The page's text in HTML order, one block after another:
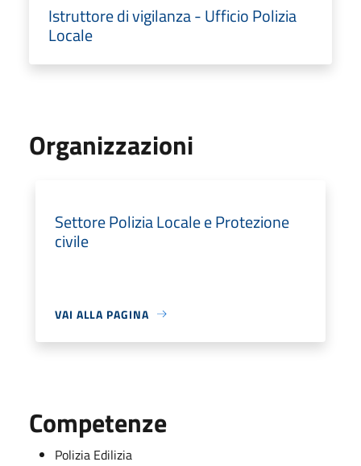
Istruttore di vigilanza - Ufficio Polizia
Locale
Organizzazioni
Settore Polizia Locale e Protezione
civile
VAI ALLA PAGINA
Competenze
Polizia Edilizia